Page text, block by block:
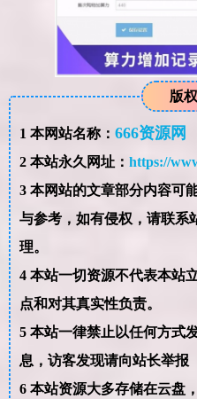
版
1 本网站名称： 666资源网
2本站永久网址： https://
3本网站的文章部分内容可
与参考，如有侵权，请联系站长微
理。
4本站一切资源不代表本站
点和对其真实性负责。
5本站一律禁止以任何方式
息，访客发现请向站长举报
6本站资源大多存储在云盘